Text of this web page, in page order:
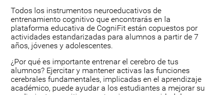
Todos los instrumentos neuroeducativos de
entrenamiento cognitivo que encontrarás en la
plataforma educativa de CogniFit están copuestos por
actividades estandarizadas para alumnos a partir de 7
años, jóvenes y adolescentes.
¿Por qué es importante entrenar el cerebro de tus
alumnos? Ejercitar y mantener activas las funciones
cerebrales fundamentales, implicadas en el aprendizaje
académico, puede ayudar a los estudiantes a mejorar su